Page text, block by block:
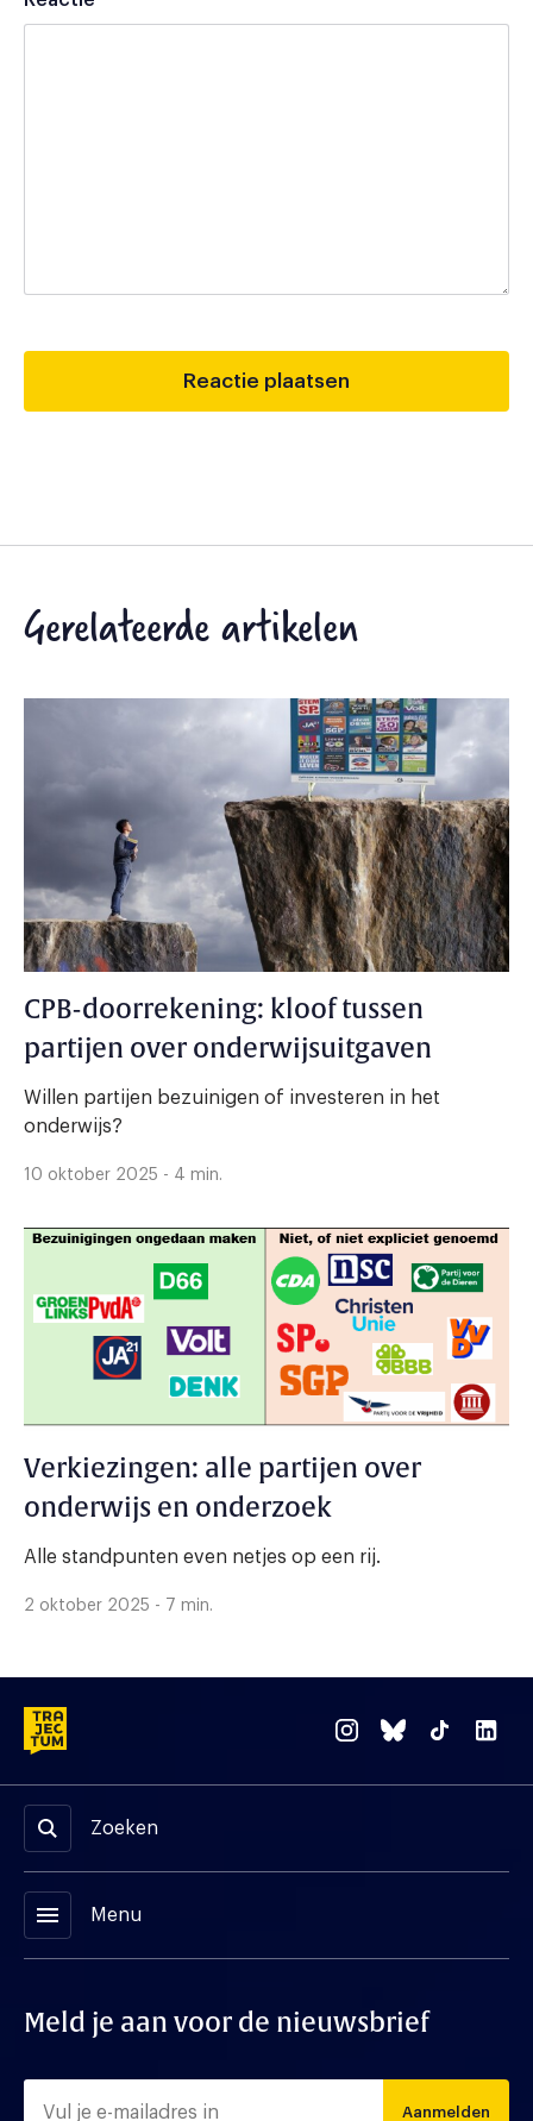
Gerelateerde artikelen
CPB-doorrekening: kloof tussen
partijen over onderwijsuitgaven
Willen partijen bezuinigen of investeren in het
onderwijs?
10 oktober 2025 - 4 min.
Verkiezingen: alle partijen over
onderwijs en onderzoek
Alle standpunten even netjes op een rij.
2 oktober 2025 - 7 min.
Zoeken
menu Menu
Meld je aan voor de nieuwsbrief
Aanmelden